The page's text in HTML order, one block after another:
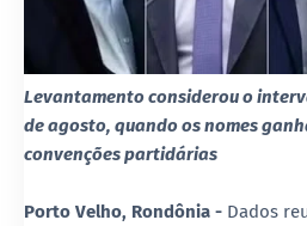
Levantamento considerou o
de agosto, quando os nomes
convenções partidárias
Porto Velho, Rondônia - Dados